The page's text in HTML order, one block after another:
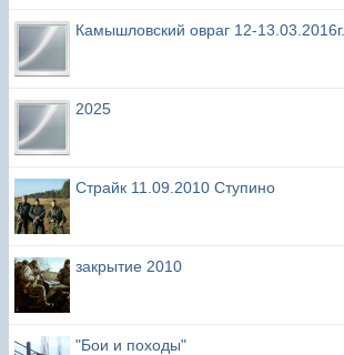
Камышловский овраг 12-13.03.2016г.
2025
Страйк 11.09.2010 Ступино
закрытие 2010
"Бои и походы"